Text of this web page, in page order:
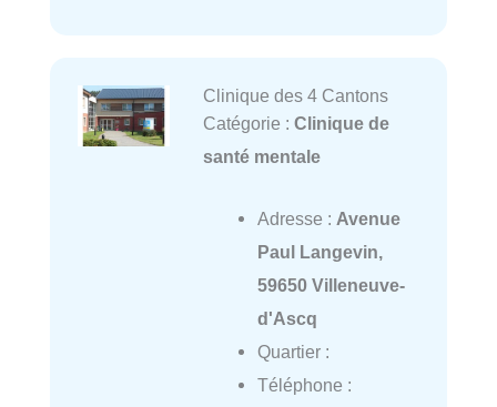
Clinique des 4 Cantons
Catégorie : Clinique de
santé mentale
Adresse : Avenue
Paul Langevin,
59650 Villeneuve-
d'Ascq
Quartier :
Téléphone :